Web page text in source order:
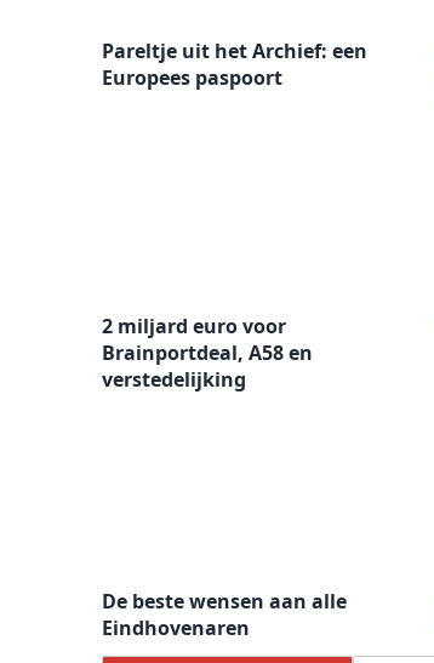
Pareltje uit het Archief: een
Europees paspoort
2 miljard euro voor
Brainportdeal, A58 en
verstedelijking
De beste wensen aan alle
Eindhovenaren